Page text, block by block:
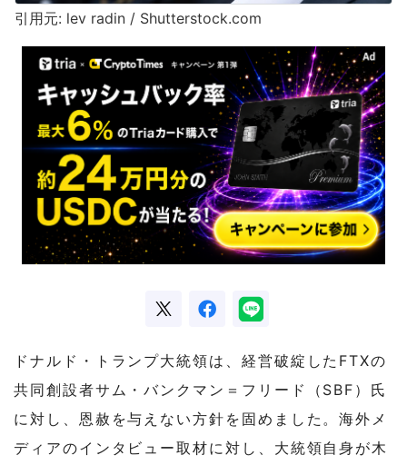
引用元: lev radin / Shutterstock.com
ドナルド・トランプ大統領は、経営破綻したFTXの
共同創設者サム・バンクマン＝フリード（SBF）氏
に対し、恩赦を与えない方針を固めました。海外メ
ディアのインタビュー取材に対し、大統領自身が木